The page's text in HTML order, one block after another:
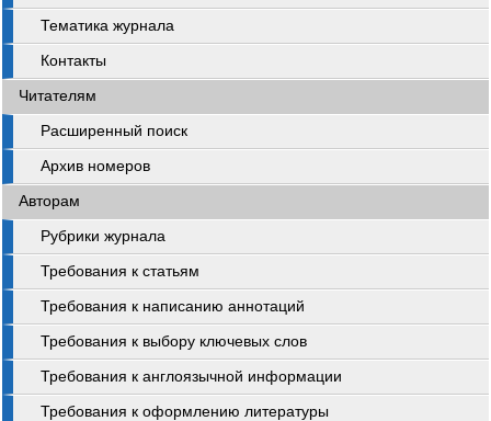
Тематика журнала
Контакты
Читателям
Расширенный поиск
Архив номеров
Авторам
Рубрики журнала
Требования к статьям
Требования к написанию аннотаций
Требования к выбору ключевых слов
Требования к англоязычной информации
Требования к оформлению литературы